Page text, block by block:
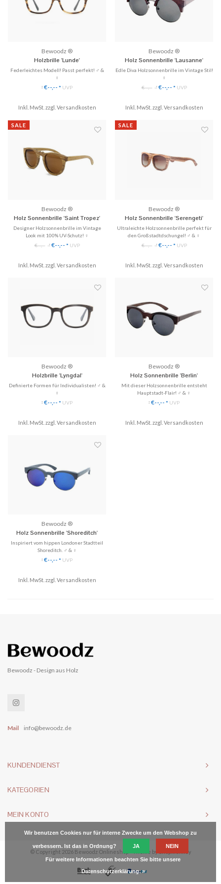
Bewoodz ®
Holzbrille 'Lunde'
Federleichtes Modell! Passt perfekt! ♂ &
♀
✓ Gläser ganz einfach austauschbar
✓ Hochwertige Scharniere & perfekte
♥ Gratis Versand & Rückversand
*€--,-- * UVP
Inkl. MwSt. zzgl. Versandkosten
Bewoodz ®
Holz Sonnenbrille 'Lausanne'
Edle Diva Holzsonnenbrille im Vintage Stil!
♀
✓ Ultraleichtes Gewicht
✓ Perfekter Tragekomfort
♥ Gratis Versand & Rückversand
€--,-- * €--,-- * UVP
Inkl. MwSt. zzgl. Versandkosten
SALE
Bewoodz ®
Holz Sonnenbrille 'Saint Tropez'
Designer Holzsonnenbrille im Vintage
Look mit 100% UV-Schutz! ♀
✓ Ultraleichtes Gewicht
✓ Perfekter Sonnenschutz: UV400
✓ Weibliche Vintage Form
€--,-- * €--,-- * UVP
Inkl. MwSt. zzgl. Versandkosten
SALE
Bewoodz ®
Holz Sonnenbrille 'Serengeti'
Ultraleichte Holzsonnenbrille perfekt für
den Großstadtdschungel! ♂ & ♀
✓ Ultraleichtes Gewicht
✓ 100% UV-Schutz
✓ Perfekter Tragekomfort
€--,-- * €--,-- * UVP
Inkl. MwSt. zzgl. Versandkosten
Bewoodz ®
Holzbrille 'Lyngdal'
Definierte Formen für Individualisten! ♂ &
♀
✓ Gläser ganz einfach austauschbar
✓ Handgefertigt aus Echtholz
✓ Hochwertige Scharniere & perfekte
*€--,-- * UVP
Inkl. MwSt. zzgl. Versandkosten
Bewoodz ®
Holz Sonnenbrille 'Berlin'
Mit dieser Holzsonnenbrille entsteht
Hauptstadt-Flair! ♂ & ♀
✓ Ultraleichtes Gewicht
✓ 100% UV-Schutz
✓ Perfekter Tragekomfort
*€--,-- * UVP
Inkl. MwSt. zzgl. Versandkosten
Bewoodz ®
Holz Sonnenbrille 'Shoreditch'
Inspiriert vom hippen Londoner Stadtteil
Shoreditch. ♂ & ♀
✓ Ultraleichtes Gewicht
✓ 100% UV-Schutz
✓ Schwarz eingefärbtes Bambusholz
*€--,-- * UVP
Inkl. MwSt. zzgl. Versandkosten
Bewoodz - Design aus Holz
Mail info@bewoodz.de
KUNDENDIENST
KATEGORIEN
MEIN KONTO
© Copyright 2026 Bewoodz Onlineshop - Theme by Shopmonkey
Wir benutzen Cookies nur für interne Zwecke um den Webshop zu
verbessern. Ist das in Ordnung? JA NEIN
Für weitere Informationen beachten Sie bitte unsere
Datenschutzerklärung. »